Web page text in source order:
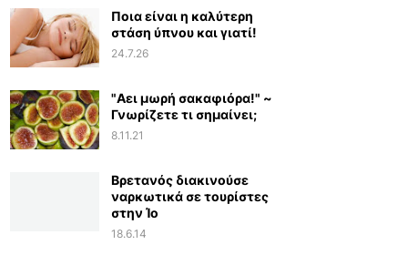
Ποια είναι η καλύτερη
στάση ύπνου και γιατί!
24.7.26
"Αει μωρή σακαφιόρα!" ~
Γνωρίζετε τι σημαίνει;
8.11.21
Βρετανός διακινούσε
ναρκωτικά σε τουρίστες
στην Ίο
18.6.14